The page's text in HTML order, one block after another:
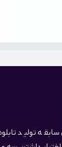
لیزر پلکس با 10 سال سابقه